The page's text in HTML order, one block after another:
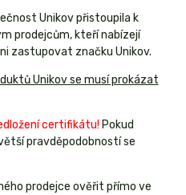
Unikov přistoupila k
prodejcům, kteří nabízejí
zastupovat značku Unikov.
Unikov se musí prokázat
certifikátu! Pokud
pravděpodobností se
prodejce ověřit přímo ve